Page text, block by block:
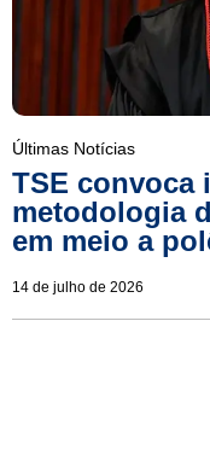
Últimas Notícias
TSE convoca
metodologia
em meio a
14 de julho de 2026